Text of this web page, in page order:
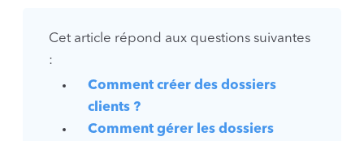
Cet article répond aux questions suivantes
:
Comment créer des dossiers
clients ?
Comment gérer les dossiers